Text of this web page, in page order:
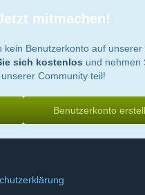
mitmachen!
kein Benutzerkonto auf unserer
sich kostenlos und nehmen
unserer Community teil!
Benutzerkonto